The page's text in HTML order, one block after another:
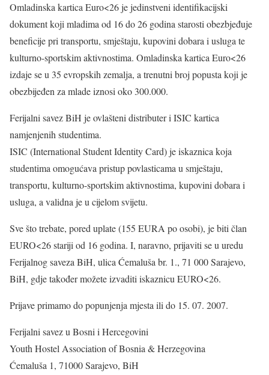
Omladinska kartica Euro<26 je jedinstveni identifikacijski
dokument koji mladima od 16 do 26 godina starosti obezbjeđuje
beneficije pri transportu, smještaju, kupovini dobara i usluga te
kulturno-sportskim aktivnostima. Omladinska kartica Euro<26
izdaje se u 35 evropskih zemalja, a trenutni broj popusta koji je
obezbijeđen za mlade iznosi oko 300.000.
Ferijalni savez BiH je ovlašteni distributer i ISIC kartica
namjenjenih studentima.
ISIC (International Student Identity Card) je iskaznica koja
studentima omogućava pristup povlasticama u smještaju,
transportu, kulturno-sportskim aktivnostima, kupovini dobara i
usluga, a validna je u cijelom svijetu.
Sve što trebate, pored uplate (155 EURA po osobi), je biti član
EURO<26 stariji od 16 godina. I, naravno, prijaviti se u uredu
Ferijalnog saveza BiH, ulica Ćemaluša br. 1., 71 000 Sarajevo,
BiH, gdje također možete izvaditi iskaznicu EURO<26.
Prijave primamo do popunjenja mjesta ili do 15. 07. 2007.
Ferijalni savez u Bosni i Hercegovini
Youth Hostel Association of Bosnia & Herzegovina
Ćemaluša 1, 71000 Sarajevo, BiH